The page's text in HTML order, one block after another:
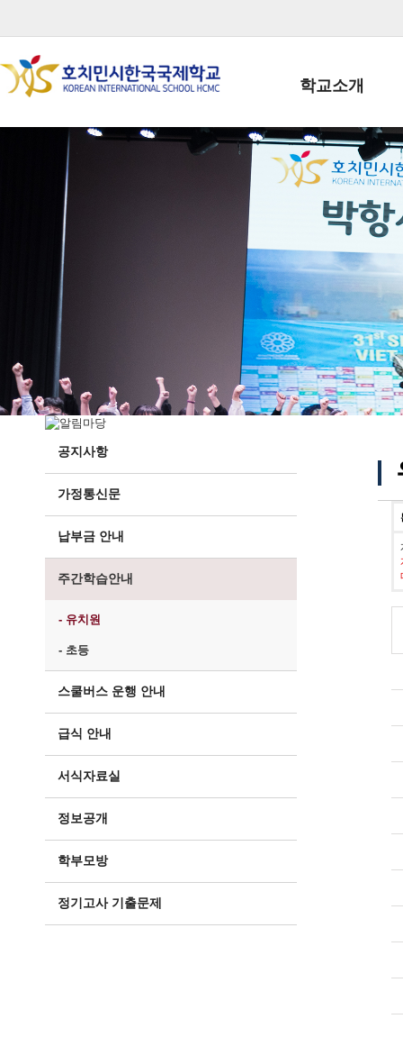
학교소개
학교장인사말
학생회장인사말
학교상징
학교 CI
교직원현황
학생현황
위치/전화
전경사진
공지사항
가정통신문
납부금 안내
주간학습안내
- 유치원
- 초등
스쿨버스 운행 안내
급식 안내
서식자료실
정보공개
학부모방
정기고사 기출문제